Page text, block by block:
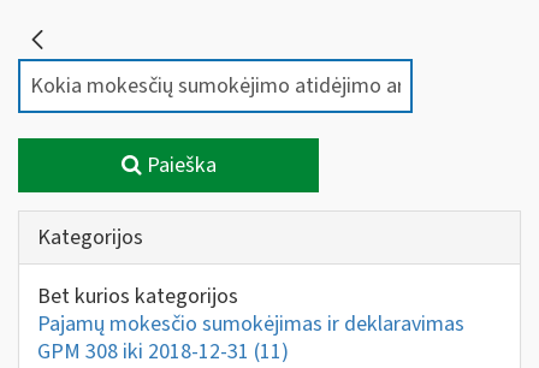
Paieška
Kategorijos
Bet kurios kategorijos
Pajamų mokesčio sumokėjimas ir deklaravimas
GPM 308 iki 2018-12-31 (11)